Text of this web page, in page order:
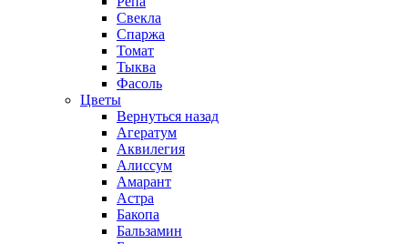
Свекла
Спаржа
Томат
Тыква
Фасоль
Цветы
Вернуться назад
Агератум
Аквилегия
Алиссум
Амарант
Астра
Бакопа
Бальзамин